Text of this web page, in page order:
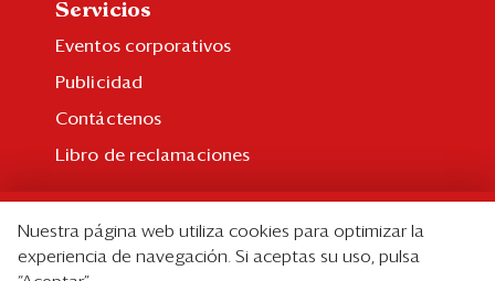
Servicios
Eventos corporativos
Publicidad
Contáctenos
Libro de reclamaciones
Suscripción individual
Nuestra página web utiliza cookies para optimizar la
experiencia de navegación. Si aceptas su uso, pulsa